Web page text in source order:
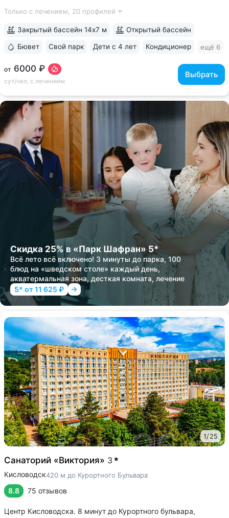
лестницы и входа в Курортный парк • Территория 3,2 га
Только с лечением, 20 профилей
от 6000 ₽
сут/чел, с лечением
Выбрать
Закрытый бассейн 14х7 м Открытый бассейн
Бювет Свой парк Дети с 4 лет Кондиционер ещё 6
Скидка 25% в «Парк Шафран» 5*
Всё лето всё включено! 3 минуты до парка, 100
блюд на «шведском столе» каждый день,
акватермальная зона, десткая комната, лечение
5* от 11 625 ₽
1/25
Санаторий «Виктория» 3
Кисловодск420 м до Курортного Бульвара
8.8 75 отзывов
Центр Кисловодска. 8 минут до Курортного бульвара,